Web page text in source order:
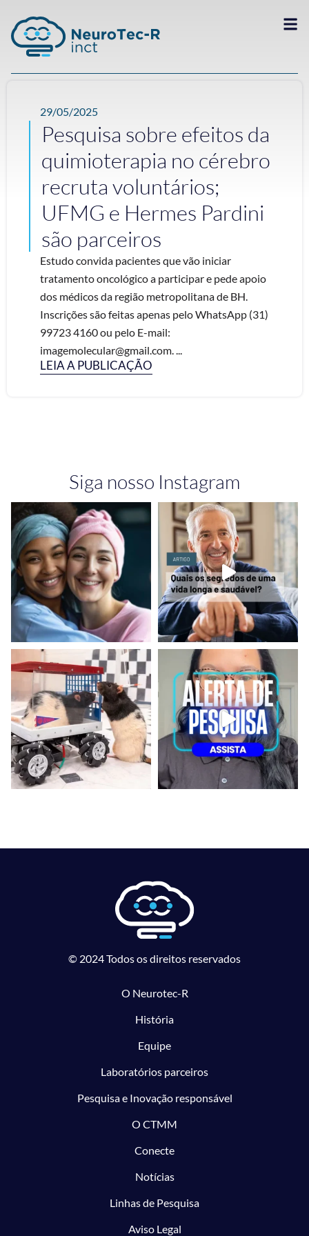
29/05/2025
Pesquisa sobre efeitos da
quimioterapia no cérebro
recruta voluntários;
UFMG e Hermes Pardini
são parceiros
Estudo convida pacientes que vão iniciar
tratamento oncológico a participar e pede apoio
dos médicos da região metropolitana de BH.
Inscrições são feitas apenas pelo WhatsApp (31)
99723 4160 ou pelo E-mail:
imagemolecular@gmail.com. ...
LEIA A PUBLICAÇÃO
Siga nosso Instagram
© 2024 Todos os direitos reservados
O Neurotec-R
História
Equipe
Laboratórios parceiros
Pesquisa e Inovação responsável
O CTMM
Conecte
Notícias
Linhas de Pesquisa
Aviso Legal